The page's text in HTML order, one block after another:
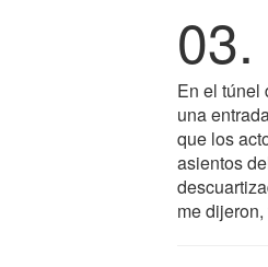
03.
En el túnel
una
que los
asientos
me